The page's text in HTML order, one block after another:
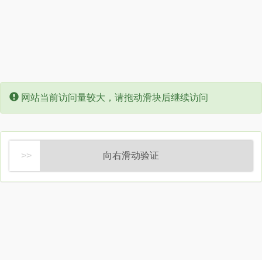
Error:
网站当前访问量较大，请拖动滑块后继续访问
向右滑动验证